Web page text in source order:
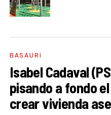
BASAURI
Isabel Cadaval
pisando a fondo
crear vivienda